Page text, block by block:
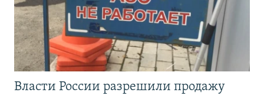
Власти России разрешили продажу